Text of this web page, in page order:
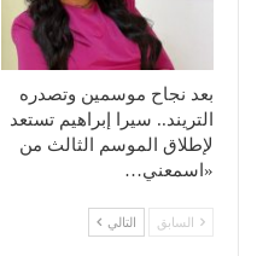
بعد نجاح موسمين وتصدره
التريند.. سيرا إبراهيم تستعد
لإطلاق الموسم الثالث من
«اسمعني…
السابق التالي